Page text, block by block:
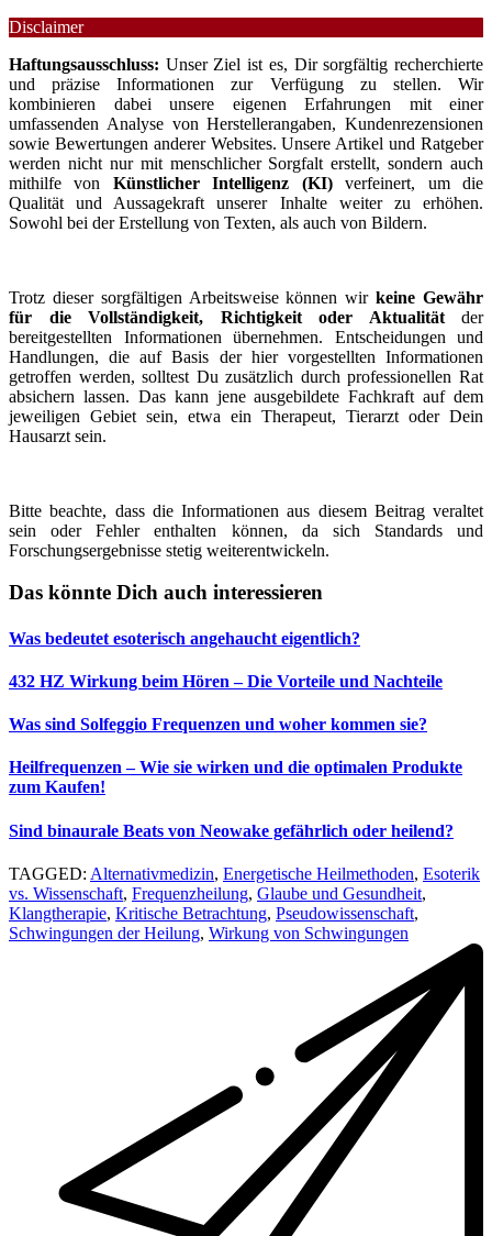
Disclaimer
Haftungsausschluss: Unser Ziel ist es, Dir sorgfältig recherchierte
und präzise Informationen zur Verfügung zu stellen. Wir
kombinieren dabei unsere eigenen Erfahrungen mit einer
umfassenden Analyse von Herstellerangaben, Kundenrezensionen
sowie Bewertungen anderer Websites. Unsere Artikel und Ratgeber
werden nicht nur mit menschlicher Sorgfalt erstellt, sondern auch
mithilfe von Künstlicher Intelligenz (KI)verfeinert, um die
Qualität und Aussagekraft unserer Inhalte weiter zu erhöhen.
Sowohl bei der Erstellung von Texten, als auch von Bildern.
Trotz dieser sorgfältigen Arbeitsweise können wirkeine Gewähr
für die Vollständigkeit, Richtigkeit oder Aktualitätder
bereitgestellten Informationen übernehmen. Entscheidungen und
Handlungen, die auf Basis der hier vorgestellten Informationen
getroffen werden, solltest Du zusätzlich durch professionellen Rat
absichern lassen. Das kann jene ausgebildete Fachkraft auf dem
jeweiligen Gebiet sein, etwa ein Therapeut, Tierarzt oder Dein
Hausarzt sein.
Bitte beachte, dass die Informationen aus diesem Beitrag veraltet
sein oder Fehler enthalten können, da sich Standards und
Forschungsergebnisse stetig weiterentwickeln.
Das könnte Dich auch interessieren
Was bedeutet esoterisch angehaucht eigentlich?
432 HZ Wirkung beim Hören – Die Vorteile und Nachteile
Was sind Solfeggio Frequenzen und woher kommen sie?
Heilfrequenzen – Wie sie wirken und die optimalen Produkte
zum Kaufen!
Sind binaurale Beats von Neowake gefährlich oder heilend?
TAGGED: Alternativmedizin, Energetische Heilmethoden, Esoterik
vs. Wissenschaft, Frequenzheilung, Glaube und Gesundheit,
Klangtherapie, Kritische Betrachtung, Pseudowissenschaft,
Schwingungen der Heilung, Wirkung von Schwingungen